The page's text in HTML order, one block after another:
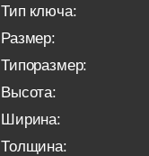
Тип ключа:
Размер:
Типоразмер:
Высота:
Ширина:
Толщина: